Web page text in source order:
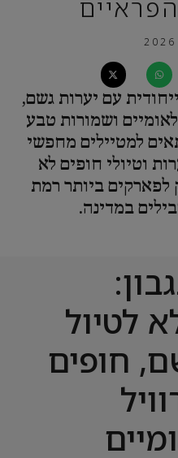
עם יערות גשם,
ושמורות טבע
למטיילים מחפשי
וטיולי חופים לא
לפארקים ביותר רמת
במדינה.
לטיול
חופים